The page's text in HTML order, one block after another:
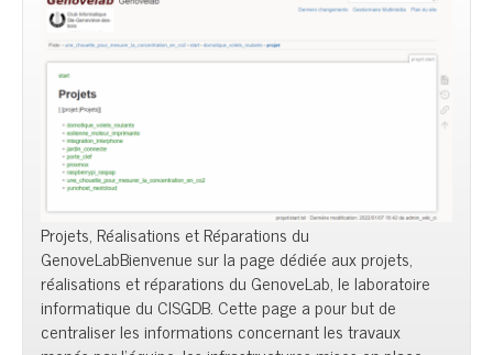
Projets, Réalisations et Réparations du
GenoveLabBienvenue sur la page dédiée aux projets,
réalisations et réparations du GenoveLab, le laboratoire
informatique du CISGDB. Cette page a pour but de
centraliser les informations concernant les travaux